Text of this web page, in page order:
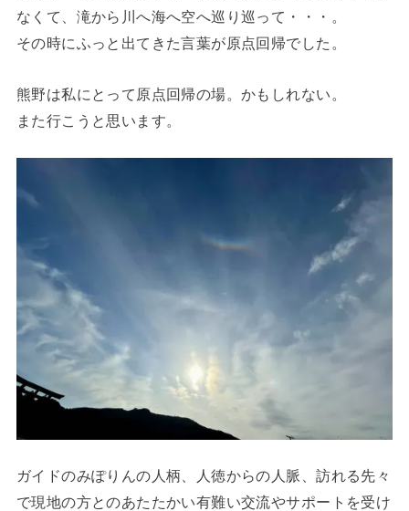
なくて、滝から川へ海へ空へ巡り巡って・・・。
その時にふっと出てきた言葉が原点回帰でした。
熊野は私にとって原点回帰の場。かもしれない。
また行こうと思います。
ガイドのみぽりんの人柄、人徳からの人脈、訪れる先々
で現地の方とのあたたかい有難い交流やサポートを受け